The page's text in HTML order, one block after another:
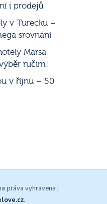
i prodejů
v Turecku –
srovnání
Marsa
ručím!
v říjnu – 50
práva vyhravena |
.